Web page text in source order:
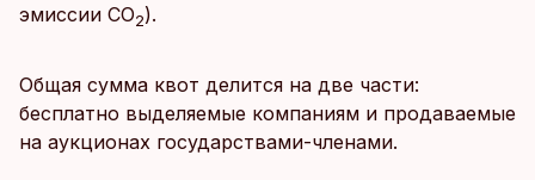
эмиссии СО2).
Общая сумма квот делится на две части:
бесплатно выделяемые компаниям и продаваемые
на аукционах государствами-членами.